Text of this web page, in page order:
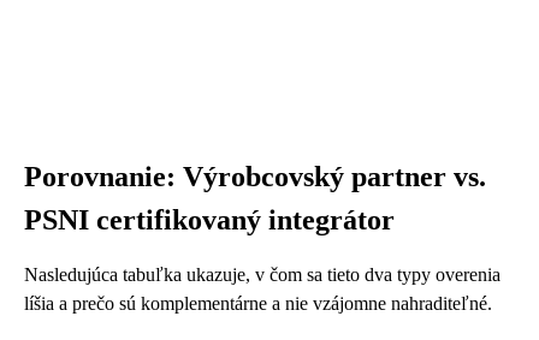
Porovnanie: Výrobcovský partner vs.
PSNI certifikovaný integrátor
Nasledujúca tabuľka ukazuje, v čom sa tieto dva typy overenia
líšia a prečo sú komplementárne a nie vzájomne nahraditeľné.